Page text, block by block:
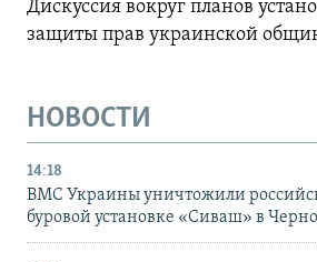
Дискуссия вокруг планов
защиты прав украинской
НОВОСТИ
14:18
ВМС Украины уничтожили
буровой установке «Сиваш» в